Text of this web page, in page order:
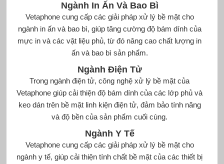
Ngành In Ấn Và Bao Bì
Vetaphone cung cấp các giải pháp xử lý bề mặt cho
ngành in ấn và bao bì, giúp tăng cường độ bám dính của
mực in và các vật liệu phủ, từ đó nâng cao chất lượng in
ấn và bao bì sản phẩm.
Ngành Điện Tử
Trong ngành điện tử, công nghệ xử lý bề mặt của
Vetaphone giúp cải thiện độ bám dính của các lớp phủ và
keo dán trên bề mặt linh kiện điện tử, đảm bảo tính năng
và độ bền của sản phẩm cuối cùng.
Ngành Y Tế
Vetaphone cung cấp các giải pháp xử lý bề mặt cho
ngành y tế, giúp cải thiện tính chất bề mặt của các thiết bị